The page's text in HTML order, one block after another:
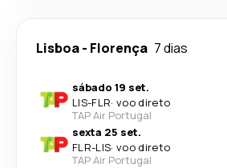
Lisboa- Florença 7 dias
sábado 19 set.
LIS-FLR· voo direto
TAP Air Portugal
sexta 25 set.
FLR-LIS· voo direto
TAP Air Portugal